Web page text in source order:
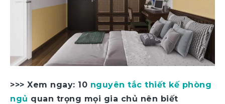
>>> Xem ngay: 10 nguyên tắc thiết kế phòng
ngủ quan trọng mọi gia chủ nên biết